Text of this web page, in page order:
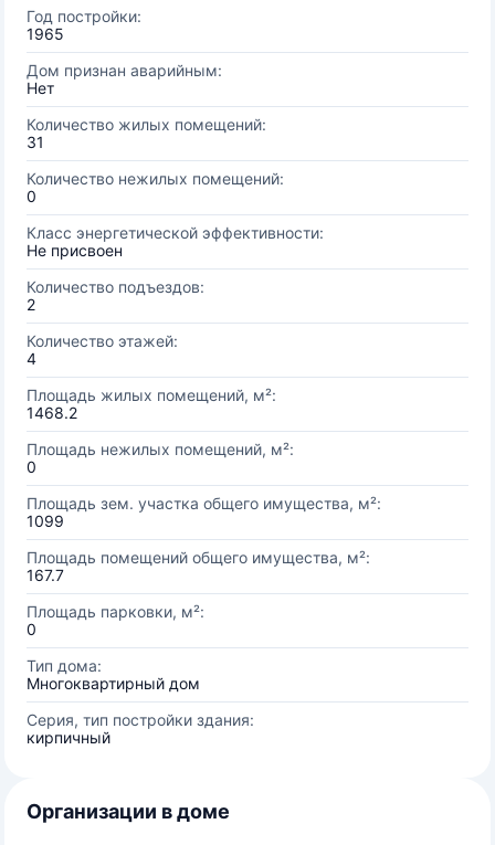
Год постройки:
1965
Дом признан аварийным:
Нет
Количество жилых помещений:
31
Количество нежилых помещений:
0
Класс энергетической эффективности:
Не присвоен
Количество подъездов:
2
Количество этажей:
4
Площадь жилых помещений, м²:
1468.2
Площадь нежилых помещений, м²:
0
Площадь зем. участка общего имущества, м²:
1099
Площадь помещений общего имущества, м²:
167.7
Площадь парковки, м²:
0
Тип дома:
Многоквартирный дом
Серия, тип постройки здания:
кирпичный
Организации в доме